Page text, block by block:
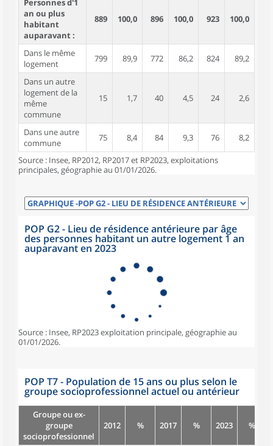
Personnes d'1
an ou plus
habitant
auparavant :
889 100,0 896 100,0 923 100,0
Dans le même
logement
799 89,9 772 86,2 824 89,2
Dans un autre
logement de la
même
commune
15 1,7 40 4,5 24 2,6
Dans une autre
commune
75 8,4 84 9,3 76 8,2
Source : Insee, RP2012, RP2017 et RP2023, exploitations
principales, géographie au 01/01/2026.
POP G2 - Lieu de résidence antérieure par âge
des personnes habitant un autre logement 1 an
auparavant en 2023
Source : Insee, RP2023 exploitation principale, géographie au
01/01/2026.
POP T7 - Population de 15 ans ou plus selon le
groupe socioprofessionnel actuel ou antérieur
Groupe ou ex-
groupe
socioprofessionnel
2012 % 2017 % 2023 %